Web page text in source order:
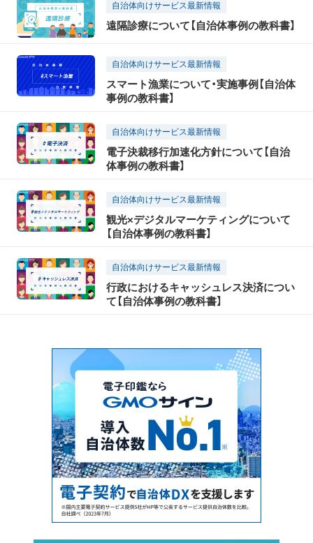
自治体向けサービス最新情報
遠隔診療について【自治体事例の教科書】
自治体向けサービス最新情報
スマート漁業について・実施事例【自治体
事例の教科書】
自治体向けサービス最新情報
電子決裁移行加速化方針について【自治
体事例の教科書】
自治体向けサービス最新情報
観光×デジタルマーケティングについて
【自治体事例の教科書】
自治体向けサービス最新情報
行政におけるキャッシュレス決済につい
て【自治体事例の教科書】